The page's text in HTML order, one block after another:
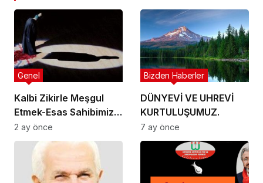
Kalbi Zikirle Meşgul
Etmek-Esas Sahibimiz
kim? Video
Genel
2 ay önce
DÜNYEVİ VE UHREVİ
KURTULUŞUMUZ.
Bizden Haberler
7 ay önce